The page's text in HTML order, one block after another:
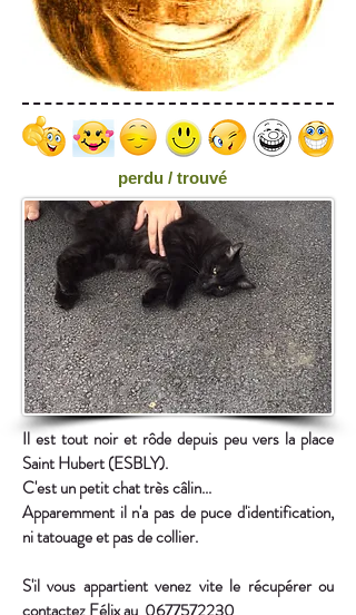
perdu / trouvé
Il est tout noir et rôde depuis peu vers la place
Saint Hubert (ESBLY).
C'est un petit chat très câlin...
Apparemment il n'a pas de puce d'identification,
ni tatouage et pas de collier.
S'il vous appartient venez vite le récupérer ou